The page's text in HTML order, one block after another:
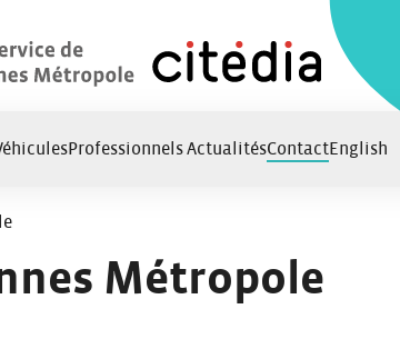
ProfessionnelsActualitésContactEnglish
Métropole